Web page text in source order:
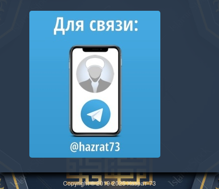
Copyright © 2019-2025 Хазрат-73